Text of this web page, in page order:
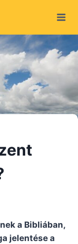
a Bibliában,
jelentése a